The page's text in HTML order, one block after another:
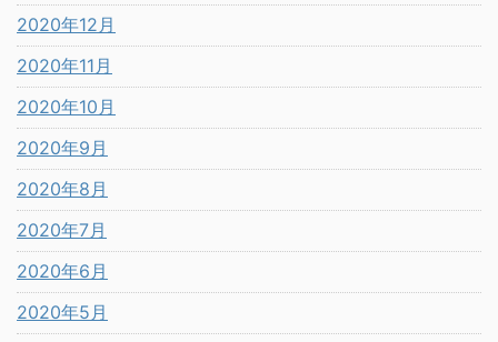
2020年12月
2020年11月
2020年10月
2020年9月
2020年8月
2020年7月
2020年6月
2020年5月